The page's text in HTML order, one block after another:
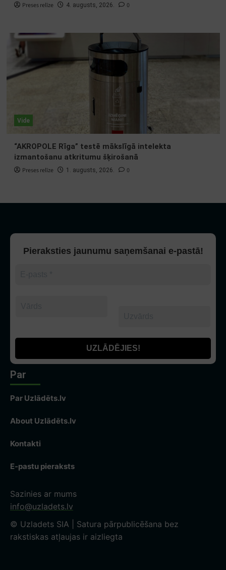
Preses relīze 4. augusts, 2026. 0
Vide
“AKROPOLE Rīga” testē mākslīgā intelekta
izmantošanu atkritumu šķirošanā
Preses relīze 1. augusts, 2026. 0
Pieraksties jaunumu saņemšanai e-pastā!
Par
Par Uzlādēts.lv
About Uzlādēts.lv
Kontakti
E-pastu pieraksts
Sazinies ar mums
info@uzladets.lv
© Uzladets SIA | Satura pārpublicēšana bez
rakstiskas atļaujas ir aizliegta